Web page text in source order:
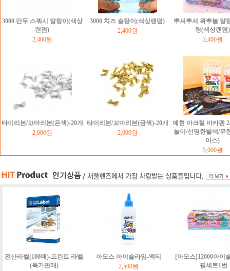
3000 만두 스쿼시 말랑이(색상
랜덤)
2,400원
3000 치즈 슬랑이(색상랜덤)
2,400원
뿌셔뿌셔 왁뿌볼 말
탕(색상랜덤)
2,400원
타이리본/꼬마리본(은색)-20개
2,000원
타이리본/꼬마리본(금색)-20개
2,000원
예현 아크릴 마카펜
놀이/선명한발색/무
이스)
5,000원
전산라벨(100매)-프린트 라벨
(특가판매)
아모스 아이슬라임-액티
2,500원
[아모스]12000아이
핑세트1번